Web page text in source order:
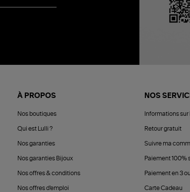
À PROPOS
Nos boutiques
Qui est Lulli ?
Nos garanties
Nos garanties Bijoux
Nos offres & conditions
Nos offres d'emploi
NOS
Informations sur
Retour gratuit
Suivre ma
Paiement 100%
Paiement en 3
Carte Cadeau